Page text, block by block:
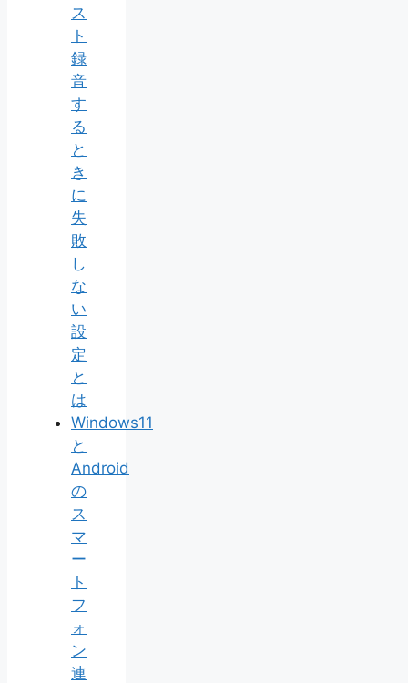
ス
ト
録
音
す
る
と
き
に
失
敗
し
な
い
設
定
と
は
Windows11
と
Android
の
ス
マ
ー
ト
フ
ォ
ン
連